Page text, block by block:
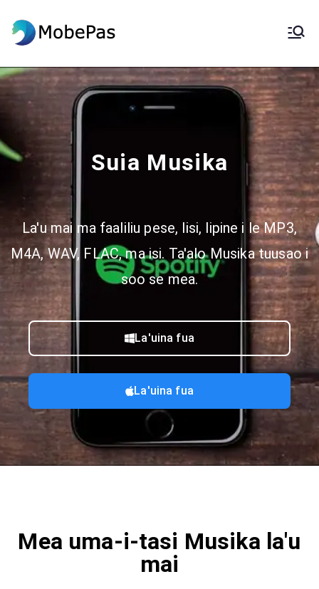
Android & Fa'aliliuga Fe'avea'i
Suia Musika
La'u mai ma faaliliu pese, lisi, lipine i le MP3,
M4A, WAV, FLAC, ma isi. Ta'alo Musika tuusao i
soo se mea.
La'uina fua
La'uina fua
Mea uma-i-tasi Musika la'u
mai